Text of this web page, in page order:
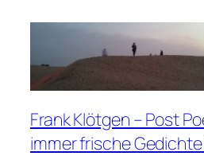
Frank Klötgen – Post
immer frische